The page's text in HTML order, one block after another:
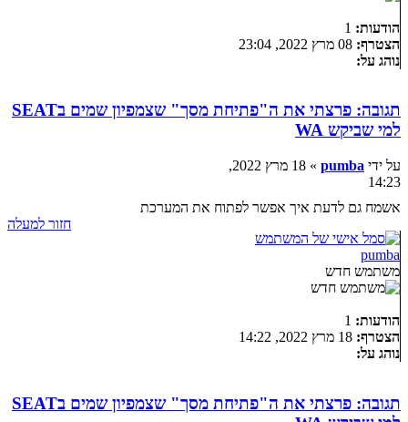
הודעות:
הצטרף:
נוהג על:
תגובה: פרצתי את ה"פתיחת מסך" שצמפיון שמים בSEAT
למי שביקש WA
על ידי pumba
» 18 מרץ 2022,
14:23
אשמח גם לדעת איך אפשר לפתוח את המערכת
pumba
משתמש חדש
הודעות:
הצטרף:
נוהג על:
חזור למעלה
תגובה: פרצתי את ה"פתיחת מסך" שצמפיון שמים בSEAT